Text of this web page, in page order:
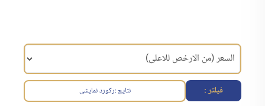
فیلتر : نتایج :رکورد نمایشی